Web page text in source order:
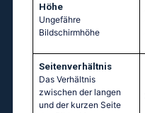
Höhe
Ungefähre
Bildschirmhöhe
Seitenverhältnis
Das Verhältnis
zwischen der langen
und der kurzen Seite